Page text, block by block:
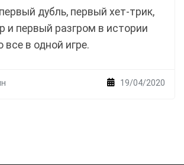
дубль, первый хет-трик,
и первый разгром в истории
все в одной игре.
19/04/2020